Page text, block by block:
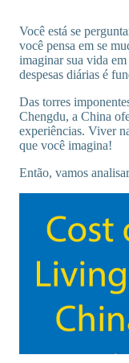
Você está se
você pensa em se
imaginar sua vida
despesas diárias é
Das torres
Chengdu, a China
experiências. Viver
que você imagina!
Então, vamos